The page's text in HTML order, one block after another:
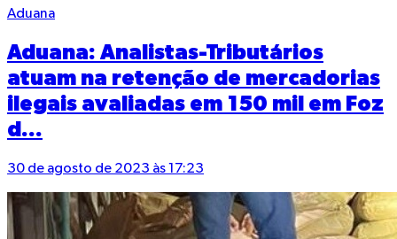
Aduana
Aduana: Analistas-Tributários
atuam na retenção de mercadorias
ilegais avaliadas em 150 mil em Foz
d...
30 de agosto de 2023 às 17:23